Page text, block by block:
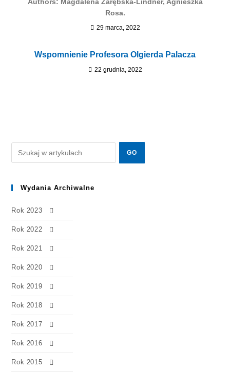
Rosa.
29 marca, 2022
Wspomnienie Profesora Olgierda Palacza
22 grudnia, 2022
Wydania Archiwalne
Rok 2023
Rok 2022
Rok 2021
Rok 2020
Rok 2019
Rok 2018
Rok 2017
Rok 2016
Rok 2015